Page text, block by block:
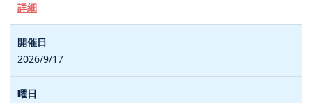
詳細
2026/9/17